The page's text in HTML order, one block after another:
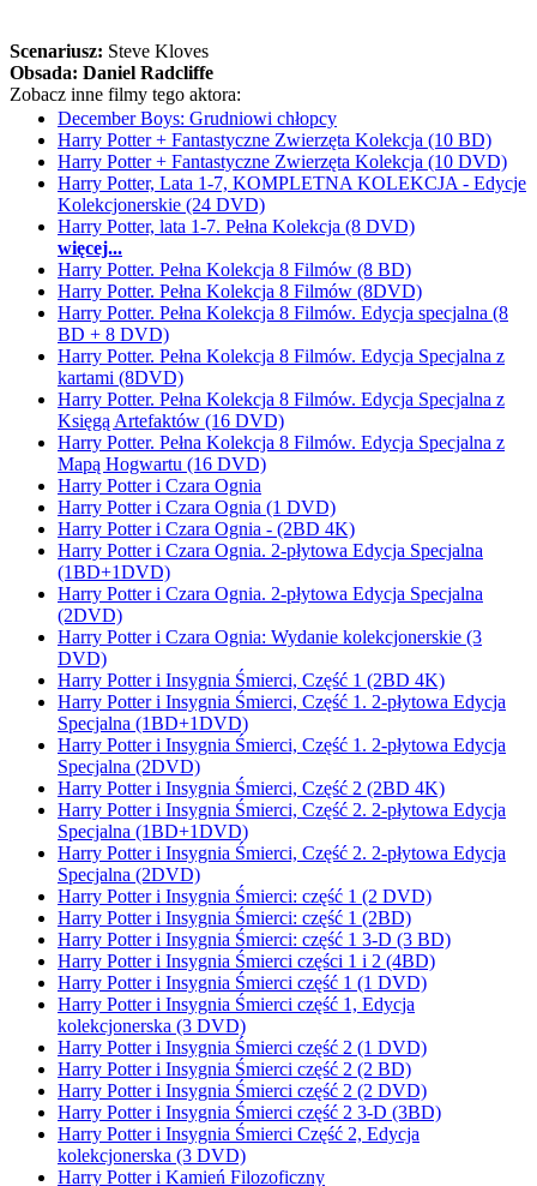
Scenariusz: Steve Kloves
Obsada: Daniel Radcliffe
Zobacz inne filmy tego aktora:
December Boys: Grudniowi chłopcy
Harry Potter + Fantastyczne Zwierzęta Kolekcja (10 BD)
Harry Potter + Fantastyczne Zwierzęta Kolekcja (10 DVD)
Harry Potter, Lata 1-7, KOMPLETNA KOLEKCJA - Edycje
Kolekcjonerskie (24 DVD)
Harry Potter, lata 1-7. Pełna Kolekcja (8 DVD)
więcej...
Harry Potter. Pełna Kolekcja 8 Filmów (8 BD)
Harry Potter. Pełna Kolekcja 8 Filmów (8DVD)
Harry Potter. Pełna Kolekcja 8 Filmów. Edycja specjalna (8
BD + 8 DVD)
Harry Potter. Pełna Kolekcja 8 Filmów. Edycja Specjalna z
kartami (8DVD)
Harry Potter. Pełna Kolekcja 8 Filmów. Edycja Specjalna z
Księgą Artefaktów (16 DVD)
Harry Potter. Pełna Kolekcja 8 Filmów. Edycja Specjalna z
Mapą Hogwartu (16 DVD)
Harry Potter i Czara Ognia
Harry Potter i Czara Ognia (1 DVD)
Harry Potter i Czara Ognia - (2BD 4K)
Harry Potter i Czara Ognia. 2-płytowa Edycja Specjalna
(1BD+1DVD)
Harry Potter i Czara Ognia. 2-płytowa Edycja Specjalna
(2DVD)
Harry Potter i Czara Ognia: Wydanie kolekcjonerskie (3
DVD)
Harry Potter i Insygnia Śmierci, Część 1 (2BD 4K)
Harry Potter i Insygnia Śmierci, Część 1. 2-płytowa Edycja
Specjalna (1BD+1DVD)
Harry Potter i Insygnia Śmierci, Część 1. 2-płytowa Edycja
Specjalna (2DVD)
Harry Potter i Insygnia Śmierci, Część 2 (2BD 4K)
Harry Potter i Insygnia Śmierci, Część 2. 2-płytowa Edycja
Specjalna (1BD+1DVD)
Harry Potter i Insygnia Śmierci, Część 2. 2-płytowa Edycja
Specjalna (2DVD)
Harry Potter i Insygnia Śmierci: część 1 (2 DVD)
Harry Potter i Insygnia Śmierci: część 1 (2BD)
Harry Potter i Insygnia Śmierci: część 1 3-D (3 BD)
Harry Potter i Insygnia Śmierci części 1 i 2 (4BD)
Harry Potter i Insygnia Śmierci część 1 (1 DVD)
Harry Potter i Insygnia Śmierci część 1, Edycja
kolekcjonerska (3 DVD)
Harry Potter i Insygnia Śmierci część 2 (1 DVD)
Harry Potter i Insygnia Śmierci część 2 (2 BD)
Harry Potter i Insygnia Śmierci część 2 (2 DVD)
Harry Potter i Insygnia Śmierci część 2 3-D (3BD)
Harry Potter i Insygnia Śmierci Część 2, Edycja
kolekcjonerska (3 DVD)
Harry Potter i Kamień Filozoficzny